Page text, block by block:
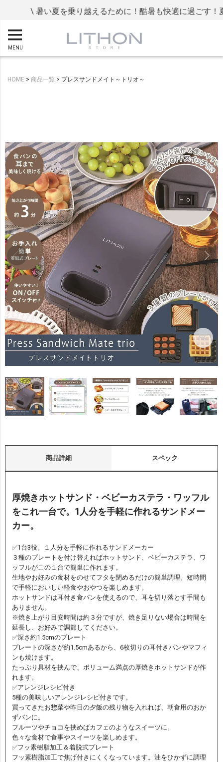
\ 暑い夏を乗り越えるために！酷暑も快適に過ごす！夏
MENU
HOME 商品一覧 プレスサンドメイト～トリオ～
商品詳細 スペック
厚焼きホットサンド・ベビーカステラ・ワッフル
をこれ一台で。1人分を手軽に作れるサンドメー
カー。
✅1台3役。１人分を手軽に作れるサンドメーカー
３種のプレートを付け替えればホットサンド、ベビーカステラ、ワ
ッフルがこの１台で簡単に作れます。
生地やお好みの食材をのせてフタを閉めるだけの簡単調理。短時間
で手軽においしい軽食やおやつを楽しめます。
ホットサンドは耳付き食パンを使えるので、耳を切り落とす手間も
ありません。
※焼き上がり目安時間は約３分ですが、焼き足りない場合は時間を
延長し、お好みで調節してください。
✅深さ約1.5cmのプレート
プレートの深さが約1.5cmあるから、6枚切りの耳付きパンやマフィ
ンも焼けます。
たっぷり具材を挟んで、ボリューム満点の厚焼きホットサンドが作
れます。
✅アレンジレシピ付き
5種の美味しいアレンジレシピ付きです。
買ってきたお惣菜や昨日の夕飯の残り物を入れれば、朝食用のおか
ずパンに。
フルーツやチョコを挟めばカフェのようなスイーツに。
色々な食材で食事やスイーツを楽しめます。
✅フッ素樹脂加工＆着脱式プレート
フッ素樹脂加工で焦げ付きにくくなっています。油をひかずに調理